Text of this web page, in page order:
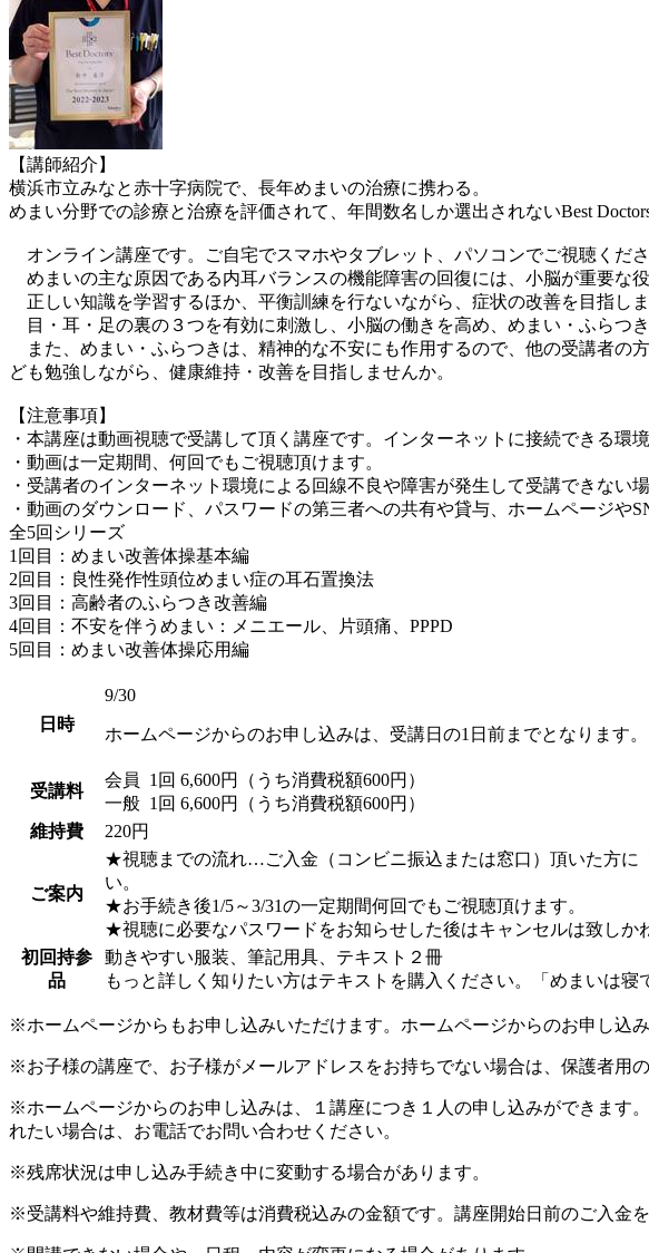
【講師紹介】
横浜市立みなと赤十字病院で、長年めまいの治療に携わる。
めまい分野での診療と治療を評価されて、年間数名しか選出されないBest
オンライン講座です。ご自宅でスマホやタブレット、パソコンでご視聴くだ
めまいの主な原因である内耳バランスの機能障害の回復には、小脳が重要な
正しい知識を学習するほか、平衡訓練を行ないながら、症状の改善を目指しま
目・耳・足の裏の３つを有効に刺激し、小脳の働きを高め、めまい・ふらつ
また、めまい・ふらつきは、精神的な不安にも作用するので、他の受講者の
ども勉強しながら、健康維持・改善を目指しませんか。
【注意事項】
・本講座は動画視聴で受講して頂く講座です。インターネットに接続できる環
・動画は一定期間、何回でもご視聴頂けます。
・受講者のインターネット環境による回線不良や障害が発生して受講できない
・動画のダウンロード、パスワードの第三者への共有や貸与、ホームページや
全5回シリーズ
1回目：めまい改善体操基本編
2回目：良性発作性頭位めまい症の耳石置換法
3回目：高齢者のふらつき改善編
4回目：不安を伴うめまい：メニエール、片頭痛、PPPD
5回目：めまい改善体操応用編
日時
9/30
ホームページからのお申し込みは、受講日の1日前までとなります。
受講料
会員
1回 6,600円（うち消費税額600円）
一般 1回 6,600円（うち消費税額600円）
維持費
220円
ご案内
★視聴までの流れ…ご入金（コンビニ振込または窓口）頂いた方に
い。
★お手続き後1/5～3/31の一定期間何回でもご視聴頂けます。
★視聴に必要なパスワードをお知らせした後はキャンセルは致しか
初回持参
品
動きやすい服装、筆記用具、テキスト２冊
もっと詳しく知りたい方はテキストを購入ください。「めまいは
※ホームページからもお申し込みいただけます。ホームページからのお申し込
※お子様の講座で、お子様がメールアドレスをお持ちでない場合は、保護者用
※ホームページからのお申し込みは、１講座につき１人の申し込みができます
れたい場合は、お電話でお問い合わせください。
※残席状況は申し込み手続き中に変動する場合があります。
※受講料や維持費、教材費等は消費税込みの金額です。講座開始日前のご入金を